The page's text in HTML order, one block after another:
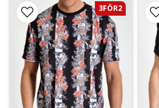
3FÖR2